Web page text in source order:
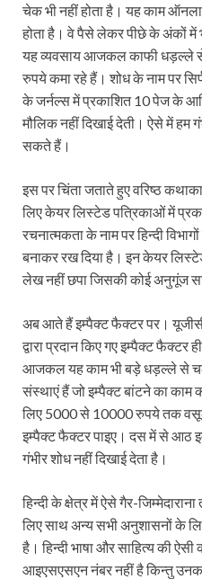
चेक भी नहीं होता है। यह काम
होता है। वे पैसे लेकर पीछे के अंकों में
यह व्यवसाय आजकल काफी धड़ल्ले
रुपये कमा रहे हैं। शोध के नाम पर
के जर्नल्स में प्रकाशित 10 पेज के
मौलिक नहीं दिखाई देती। ऐसे में हम
सकते हैं।
इस पर चिंता जताते हुए वरिष्ठ
लिए केयर लिस्टेड पत्रिकाओं में
रचनात्मकता के नाम पर हिन्दी
बनाकर रख दिया है। इन केयर
लेख नहीं छपा जिसकी कोई अनुगूंज
अब आते हैं इम्पैक्ट फैक्टर पर।
द्वारा प्रदान किए गए इम्पैक्ट फैक्टर
आजकल यह काम भी बड़े धड़ल्ले से
संस्थाएं हैं जो इम्पैक्ट बांटने का
लिए 5000 से 10000 रुपये तक वसूल
इम्पैक्ट फैक्टर पाइए। दस में से आठ
गंभीर शोध नहीं दिखाई देता है।
हिन्दी के क्षेत्र में ऐसे गैर-
लिए साथ अन्य सभी अनुशासनों के
है। हिन्दी भाषा और साहित्य की
आइएसएसएन नंबर नहीं है किन्तु